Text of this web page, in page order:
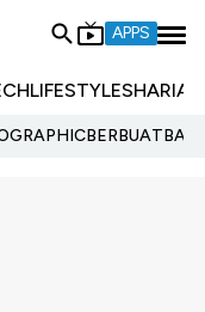
APPS
LIFESTYLESHARIA